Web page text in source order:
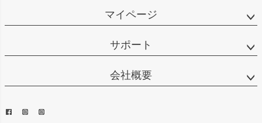
マイページ
サポート
会社概要